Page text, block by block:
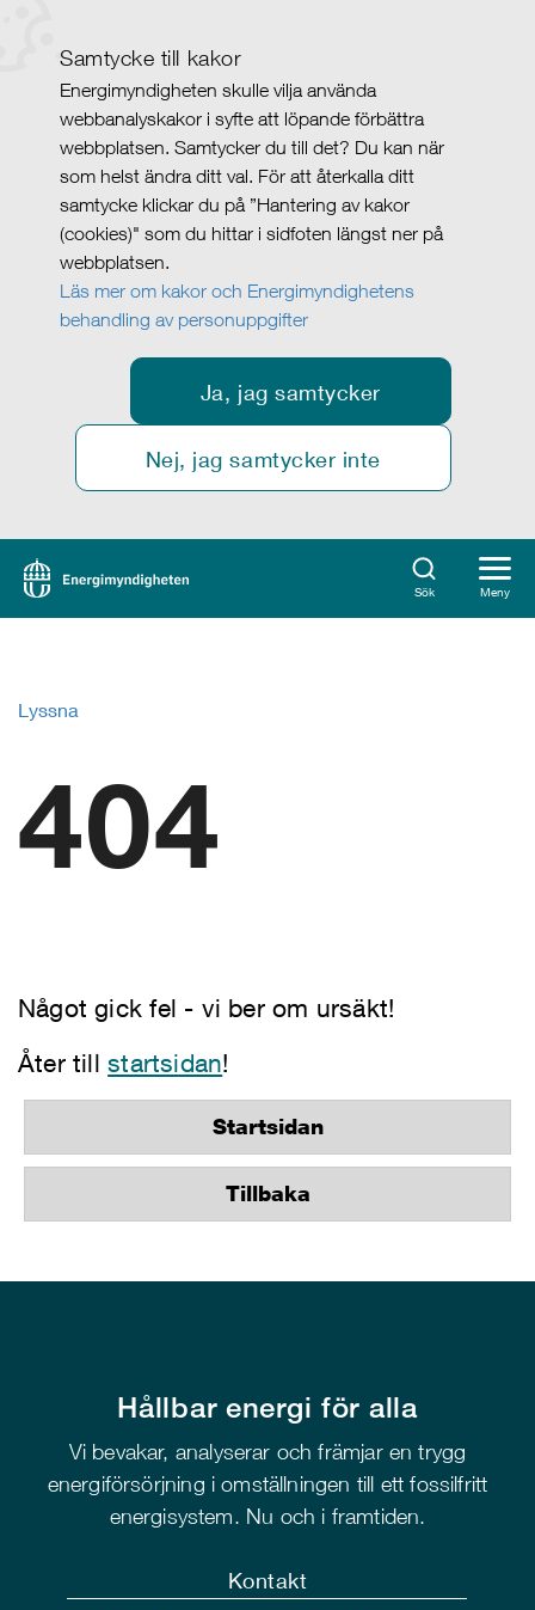
Samtycke till kakor
Energimyndigheten skulle vilja använda
webbanalyskakor i syfte att löpande förbättra
webbplatsen. Samtycker du till det? Du kan när
som helst ändra ditt val. För att återkalla ditt
samtycke klickar du på ”Hantering av kakor
(cookies)" som du hittar i sidfoten längst ner på
webbplatsen.
Läs mer om kakor och Energimyndighetens
behandling av personuppgifter
Ja, jag samtycker
Nej, jag samtycker inte
Sök Meny
Lyssna
404
Något gick fel - vi ber om ursäkt!
Åter tillstartsidan!
Startsidan
Tillbaka
Hållbar energi för alla
Vi bevakar, analyserar och främjar en trygg
energiförsörjning i omställningen till ett fossilfritt
energisystem. Nu och i framtiden.
Kontakt